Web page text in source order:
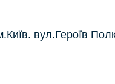
вул.Героїв